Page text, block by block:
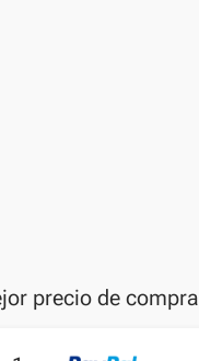
precio de compra